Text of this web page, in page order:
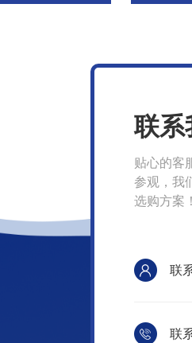
联系
贴心的客
参观，我
选购方案！
联
联